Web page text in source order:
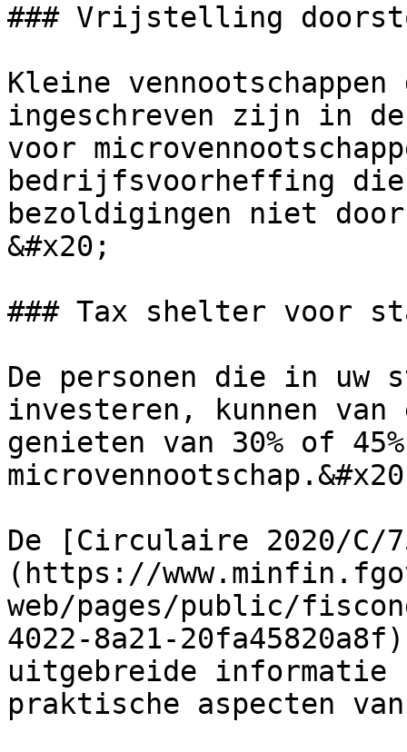
### Vrijstelling
Kleine
ingeschreven zijn in de
voor
bedrijfsvoorheffing die
bezoldigingen niet
&#x20;
### Tax shelter voor
De personen die in uw
investeren, kunnen van
genieten van 30% of
De [Circulaire 2020/C/
(https://
web/pages/public/
4022-8a21-
uitgebreide informatie
praktische aspecten